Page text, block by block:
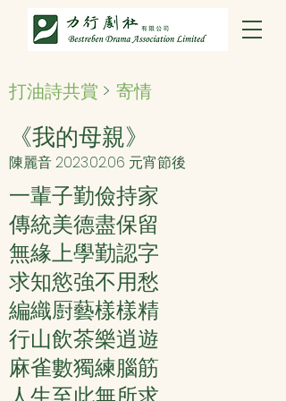
打油詩共賞 > 寄情
《我的母親》
陳麗音2023.02.06 元宵節後
一輩子勤儉持家
傳統美德盡保留
無緣上學勤認字
求知慾強不用愁
編織㕑藝樣樣精
行山飲茶樂逍遊
麻雀數獨練腦筋